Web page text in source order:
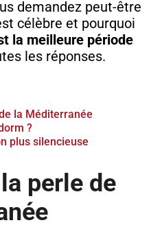
demandez peut-être
célèbre et pourquoi
la meilleure période
les réponses.
la Méditerranée
?
plus silencieuse
perle de